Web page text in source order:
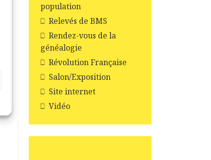
population
Relevés de BMS
Rendez-vous de la
généalogie
Révolution Française
Salon/Exposition
Site internet
Vidéo